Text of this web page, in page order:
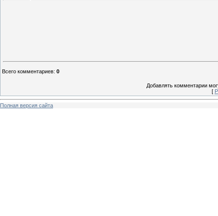
Всего комментариев: 0
Добавлять комментарии
[
Полная версия сайта